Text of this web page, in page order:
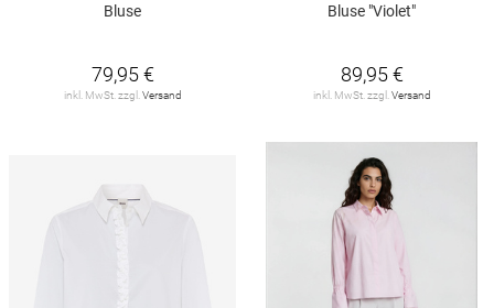
Bluse
79,95 €
inkl. MwSt. zzgl. Versand
Bluse "Violet"
89,95 €
inkl. MwSt. zzgl. Versand